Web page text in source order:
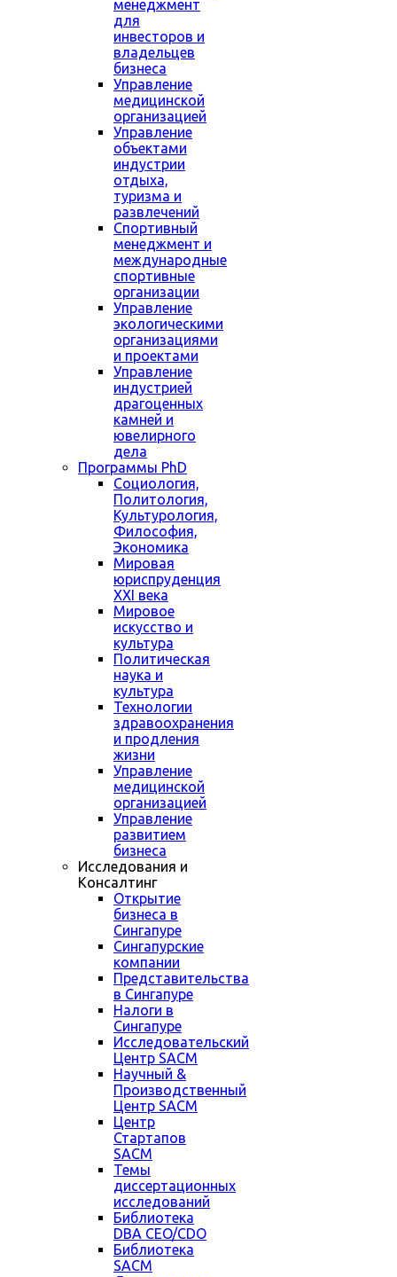
менеджмент
для
инвесторов и
владельцев
бизнеса
Управление
медицинской
организацией
Управление
объектами
индустрии
отдыха,
туризма и
развлечений
Спортивный
менеджмент и
международные
спортивные
организации
Управление
экологическими
организациями
и проектами
Управление
индустрией
драгоценных
камней и
ювелирного
дела
Программы PhD
Социология,
Политология,
Культурология,
Философия,
Экономика
Мировая
юриспруденция
XXI века
Мировое
искусство и
культура
Политическая
наука и
культура
Технологии
здравоохранения
и продления
жизни
Управление
медицинской
организацией
Управление
развитием
бизнеса
Исследования и
Консалтинг
Открытие
бизнеса в
Сингапуре
Сингапурские
компании
Представительства
в Сингапуре
Налоги в
Сингапуре
Исследовательский
Центр SACM
Научный &
Производственный
Центр SACM
Центр
Стартапов
SACM
Темы
диссертационных
исследований
Библиотека
DBA CEO/CDO
Библиотека
SACM